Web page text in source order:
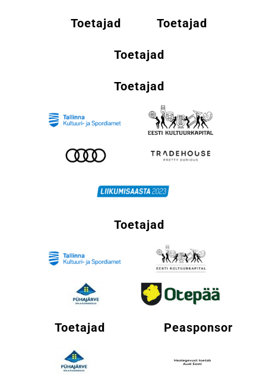
Toetajad Toetajad
Toetajad
Toetajad
Toetajad
Toetajad Peasponsor